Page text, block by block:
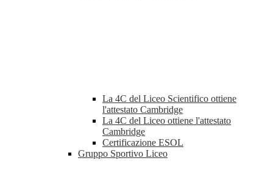
La 4C del Liceo Scientifico ottiene
l'attestato Cambridge
La 4C del Liceo ottiene l'attestato
Cambridge
Certificazione ESOL
Gruppo Sportivo Liceo